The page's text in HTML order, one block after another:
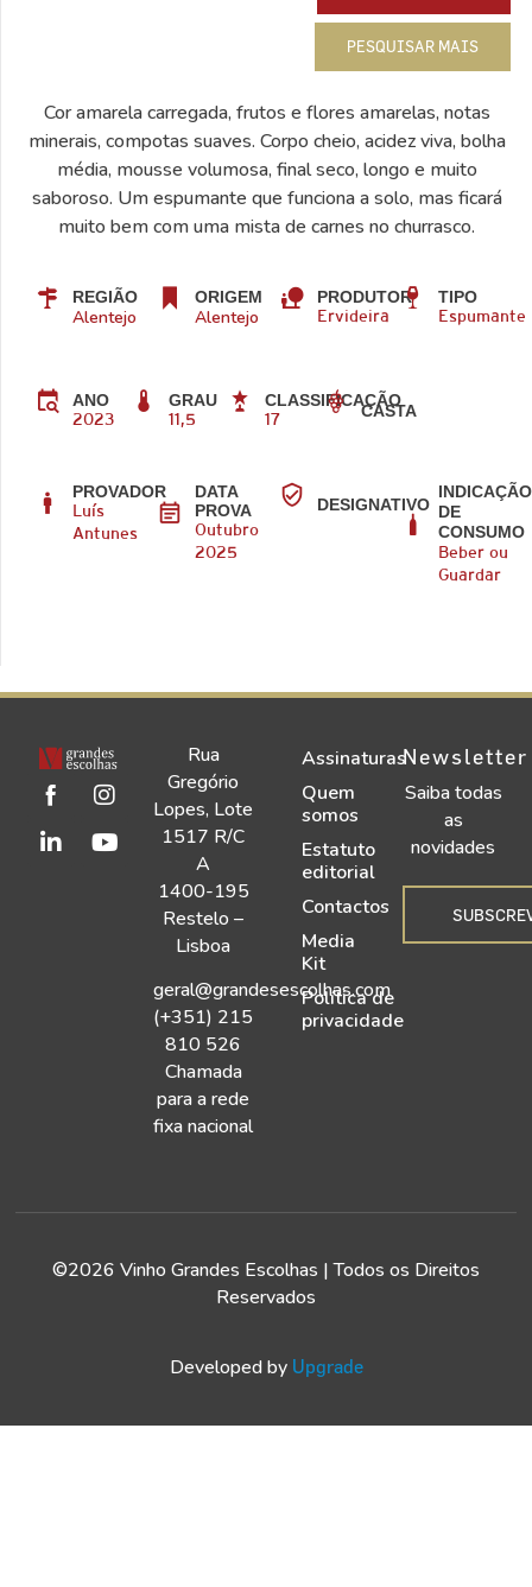
PESQUISAR MAIS
Cor amarela carregada, frutos e flores amarelas, notas
minerais, compotas suaves. Corpo cheio, acidez viva, bolha
média, mousse volumosa, final seco, longo e muito
saboroso. Um espumante que funciona a solo, mas ficará
muito bem com uma mista de carnes no churrasco.
REGIÃO
Alentejo
ORIGEM
Alentejo
PRODUTOR
Ervideira
TIPO
Espumante
ANO
2023
GRAU
11,5
CLASSIFICAÇÃO
17
CASTA
PROVADOR
Luís
Antunes
DATA
PROVA
Outubro
2025
DESIGNATIVO
INDICAÇÃO
DE
CONSUMO
Beber ou
Guardar
Rua
Gregório
Lopes, Lote
1517 R/C
A
1400-195
Restelo –
Lisboa
geral@grandesescolhas.com
(+351) 215
810 526
Chamada
para a rede
fixa nacional
Assinaturas
Quem
somos
Estatuto
editorial
Contactos
Media
Kit
Política de
privacidade
Newsletter
Saiba todas
as
novidades
©2026 Vinho Grandes Escolhas | Todos os Direitos
Reservados
Developed by Upgrade